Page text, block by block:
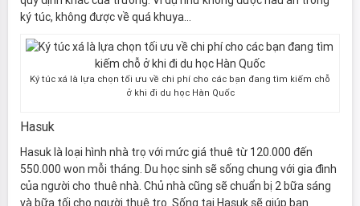
ký túc, không được về quá khuya…
Ký túc xá là lựa chọn tối ưu về chi phí cho các bạn đang tìm kiếm chỗ
ở khi đi du học Hàn Quốc
Hasuk
Hasuk là loại hình nhà trọ với mức giá thuê từ 120.000 đến
550.000 won mỗi tháng. Du học sinh sẽ sống chung với gia đình
của người cho thuê nhà. Chủ nhà cũng sẽ chuẩn bị 2 bữa sáng
và bữa tối cho người thuê trọ. Sống tại Hasuk sẽ giúp bạn